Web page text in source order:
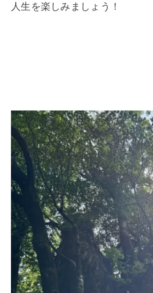
人生を楽しみましょう！